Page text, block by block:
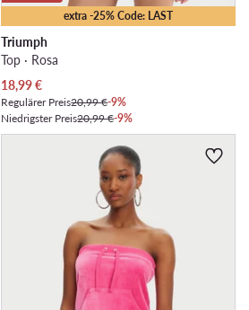
extra -25% Code: LAST
Triumph
Top · Rosa
Aktueller Preis
18,99€
Regulärer Preis20,99 €-9%
Niedrigster Preis20,99 €-9%